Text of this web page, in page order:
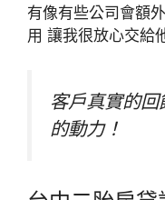
有像有些公司會額
用 讓我很放心
客戶真實的
的動力！